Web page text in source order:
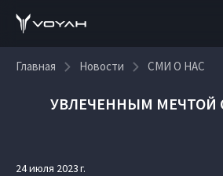
Главная Новости СМИ О НАС
УВЛЕЧЕННЫМ МЕЧТОЙ
24 июля 2023 г.